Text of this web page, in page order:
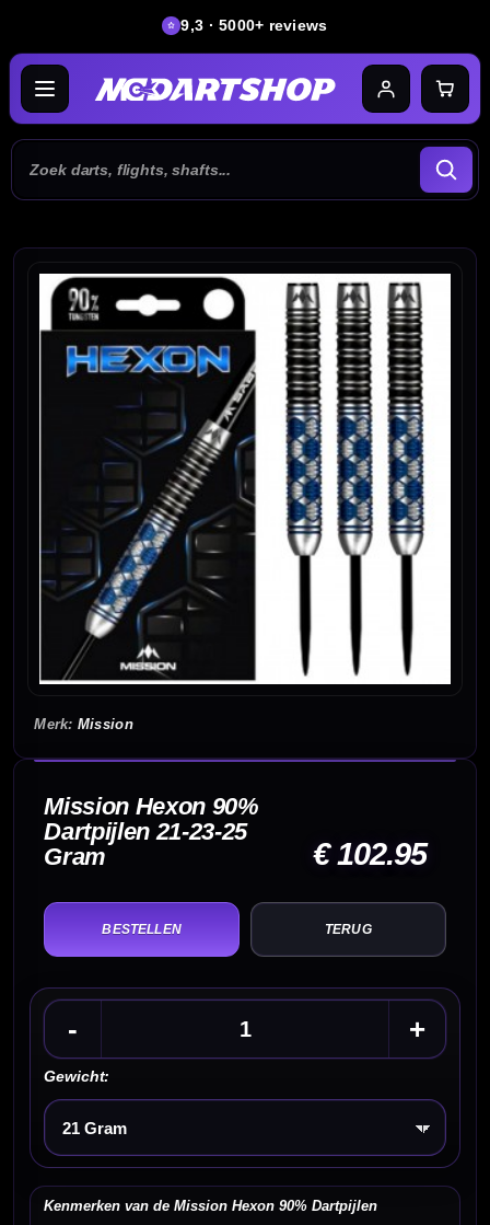
9,3 · 5000+ reviews
Mission
Mission Hexon 90%
Dartpijlen 21-23-25
Gram
€ 102.95
TERUG
- +
Gewicht:
Kies een optie
Kenmerken van de Mission Hexon 90% Dartpijlen